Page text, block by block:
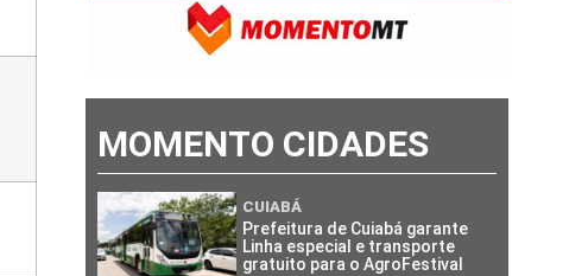
MOMENTO CIDADES
CUIABÁ
Prefeitura de Cuiabá garante
Linha especial e transporte
gratuito para o AgroFestival